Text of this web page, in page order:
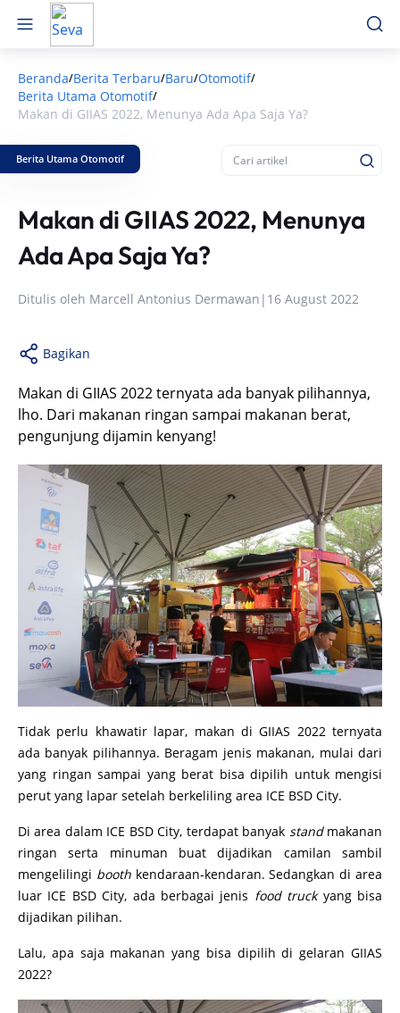
Beranda/Berita Terbaru/Baru/Otomotif/
Berita Utama Otomotif/
Makan di GIIAS 2022, Menunya Ada Apa Saja Ya?
Berita Utama Otomotif
Makan di GIIAS 2022, Menunya
Ada Apa Saja Ya?
Ditulis oleh Marcell Antonius Dermawan | 16 August 2022
Bagikan
Makan di GIIAS 2022 ternyata ada banyak pilihannya,
lho. Dari makanan ringan sampai makanan berat,
pengunjung dijamin kenyang!
Tidak perlu khawatir lapar, makan di GIIAS 2022 ternyata
ada banyak pilihannya. Beragam jenis makanan, mulai dari
yang ringan sampai yang berat bisa dipilih untuk mengisi
perut yang lapar setelah berkeliling area ICE BSD City.
Di area dalam ICE BSD City, terdapat banyak stand makanan
ringan serta minuman buat dijadikan camilan sambil
mengelilingi booth kendaraan-kendaran. Sedangkan di area
luar ICE BSD City, ada berbagai jenis food truck yang bisa
dijadikan pilihan.
Lalu, apa saja makanan yang bisa dipilih di gelaran GIIAS
2022?